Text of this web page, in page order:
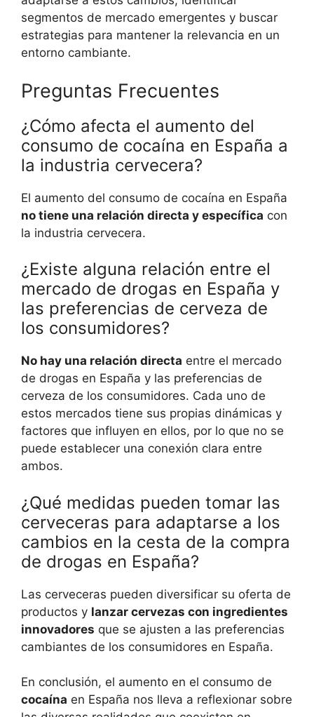
segmentos de mercado emergentes y buscar
estrategias para mantener la relevancia en un
entorno cambiante.
Preguntas Frecuentes
¿Cómo afecta el aumento del
consumo de cocaína en España a
la industria cervecera?
El aumento del consumo de cocaína en España
no tiene una relación directa y específica con
la industria cervecera.
¿Existe alguna relación entre el
mercado de drogas en España y
las preferencias de cerveza de
los consumidores?
No hay una relación directa entre el mercado
de drogas en España y las preferencias de
cerveza de los consumidores. Cada uno de
estos mercados tiene sus propias dinámicas y
factores que influyen en ellos, por lo que no se
puede establecer una conexión clara entre
ambos.
¿Qué medidas pueden tomar las
cerveceras para adaptarse a los
cambios en la cesta de la compra
de drogas en España?
Las cerveceras pueden diversificar su oferta de
productos y lanzar cervezas con ingredientes
innovadores que se ajusten a las preferencias
cambiantes de los consumidores en España.
En conclusión, el aumento en el consumo de
cocaína en España nos lleva a reflexionar sobre